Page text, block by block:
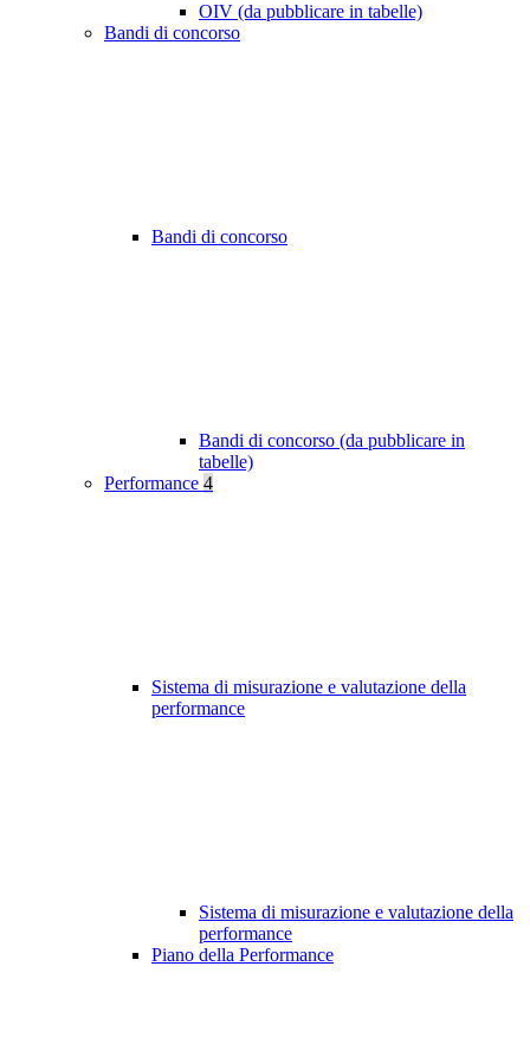
OIV (da pubblicare in tabelle)
Bandi di concorso
Bandi di concorso
Bandi di concorso (da pubblicare in
tabelle)
Performance 4
Sistema di misurazione e valutazione della
performance
Sistema di misurazione e valutazione della
performance
Piano della Performance